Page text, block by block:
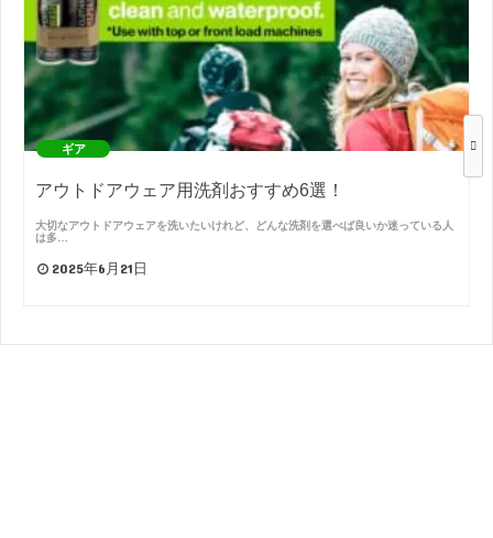
ギア
アウトドアウェア用洗剤おすすめ6選！
大切なアウトドアウェアを洗いたいけれど、どんな洗剤を選べば良いか迷っている人
は多…
2025年6月21日